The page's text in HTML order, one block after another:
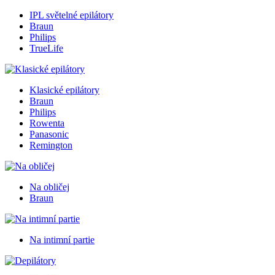
IPL světelné epilátory
Braun
Philips
TrueLife
Klasické epilátory
Braun
Philips
Rowenta
Panasonic
Remington
Na obličej
Braun
Na intimní partie